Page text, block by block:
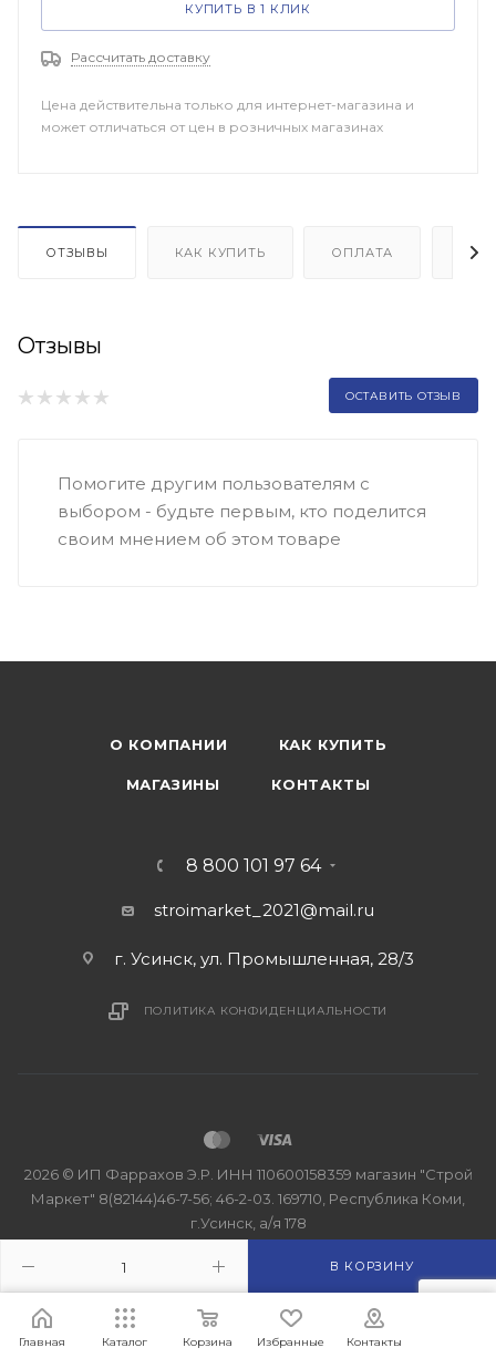
В КОРЗИНУ
КУПИТЬ В 1 КЛИК
Рассчитать доставку
Цена действительна только для интернет-магазина и
может отличаться от цен в розничных магазинах
ОТЗЫВЫ КАК КУПИТЬ ОПЛАТА
Отзывы
ОСТАВИТЬ ОТЗЫВ
Помогите другим пользователям с
выбором - будьте первым, кто поделится
своим мнением об этом товаре
О КОМПАНИИ КАК КУПИТЬ
МАГАЗИНЫ КОНТАКТЫ
8 800 101 97 64
stroimarket_2021@mail.ru
г. Усинск, ул. Промышленная, 28/3
ПОЛИТИКА КОНФИДЕНЦИАЛЬНОСТИ
2026 © ИП Фаррахов Э.Р. ИНН 110600158359 магазин "Строй
Маркет" 8(82144)46-7-56; 46-2-03. 169710, Республика Коми,
г.Усинск, а/я 178
Главная Каталог Корзина Избранные Контакты